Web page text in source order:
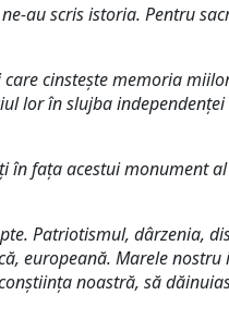
au scris istoria. Pentru
cinstește memoria
lor în slujba
în faţa acestui monument
Patriotismul, dârzenia,
europeană. Marele nostru
noastră, să